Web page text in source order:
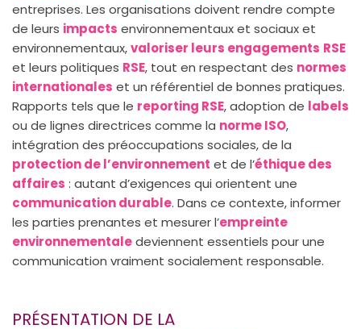
entreprises. Les organisations doivent rendre compte
de leurs impacts environnementaux et sociaux et
environnementaux,valoriser leurs engagements RSE
et leurs politiques RSE, tout en respectant des normes
internationales et un référentiel de bonnes pratiques.
Rapports tels que le reporting RSE, adoption de labels
ou de lignes directrices comme la norme ISO,
intégration des préoccupations sociales, de la
protection de l’environnement et de l’éthique des
affaires : autant d’exigences qui orientent une
communication durable. Dans ce contexte, informer
les parties prenantes et mesurer l’empreinte
environnementaledeviennent essentiels pour une
communication vraiment socialement responsable.
PRÉSENTATION DE LA